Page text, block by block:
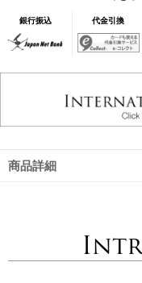
銀行振込 代金引換
商品詳細